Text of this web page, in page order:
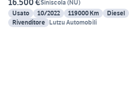
16.500 €Siniscola (NU)
Usato
10/2022 119000 Km Diesel
Rivenditore Lutzu Automobili